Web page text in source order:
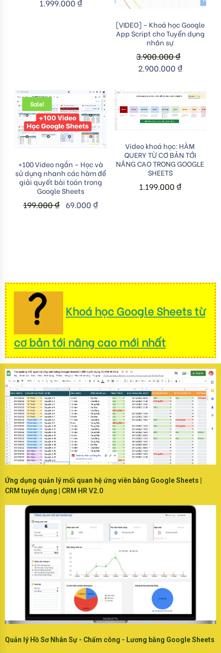
1.999.000 ₫
Add to cart
[VIDEO] – Khoá học Google
App Script cho Tuyển dụng
nhân sự
3.900.000₫
2.900.000 ₫
Sale!
Add to cart
+100 Video ngắn – Học và
sử dụng nhanh các hàm để
giải quyết bài toán trong
Google Sheets
199.000₫ 69.000₫
Add to cart
Video khoá học: HÀM
QUERY TỪ CƠ BẢN TỚI
NÂNG CAO TRONG GOOGLE
SHEETS
1.199.000 ₫
Khoá học Google Sheets từ
cơ bản tới nâng cao mới nhất
Ứng dụng quản lý mối quan hệ ứng viên bằng Google Sheets |
CRM tuyển dụng | CRM HR V2.0
Quản lý Hồ Sơ Nhân Sự - Chấm công - Lương bằng Google Sheets